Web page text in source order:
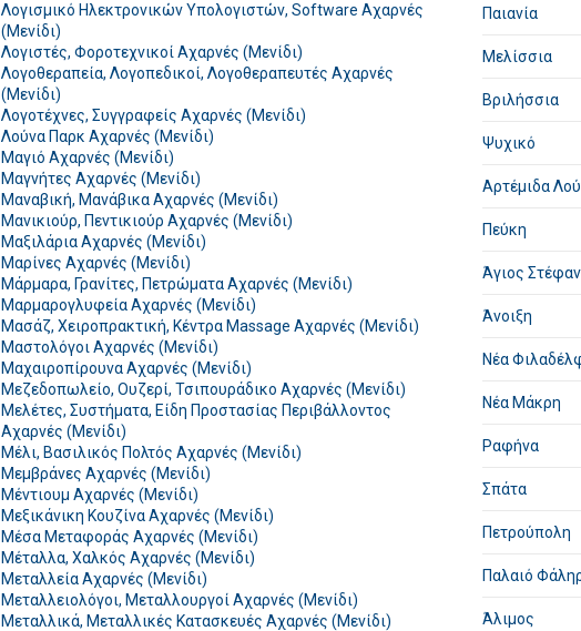
Λογισμικό Ηλεκτρονικών Υπολογιστών, Software Αχαρνές
(Μενίδι)
Λογιστές, Φοροτεχνικοί Αχαρνές (Μενίδι)
Λογοθεραπεία, Λογοπεδικοί, Λογοθεραπευτές Αχαρνές
(Μενίδι)
Λογοτέχνες, Συγγραφείς Αχαρνές (Μενίδι)
Λούνα Παρκ Αχαρνές (Μενίδι)
Μαγιό Αχαρνές (Μενίδι)
Μαγνήτες Αχαρνές (Μενίδι)
Μαναβική, Μανάβικα Αχαρνές (Μενίδι)
Μανικιούρ, Πεντικιούρ Αχαρνές (Μενίδι)
Μαξιλάρια Αχαρνές (Μενίδι)
Μαρίνες Αχαρνές (Μενίδι)
Μάρμαρα, Γρανίτες, Πετρώματα Αχαρνές (Μενίδι)
Μαρμαρογλυφεία Αχαρνές (Μενίδι)
Μασάζ, Χειροπρακτική, Κέντρα Massage Αχαρνές (Μενίδι)
Μαστολόγοι Αχαρνές (Μενίδι)
Μαχαιροπίρουνα Αχαρνές (Μενίδι)
Μεζεδοπωλείο, Ουζερί, Τσιπουράδικο Αχαρνές (Μενίδι)
Μελέτες, Συστήματα, Είδη Προστασίας Περιβάλλοντος
Αχαρνές (Μενίδι)
Μέλι, Βασιλικός Πολτός Αχαρνές (Μενίδι)
Μεμβράνες Αχαρνές (Μενίδι)
Μέντιουμ Αχαρνές (Μενίδι)
Μεξικάνικη Κουζίνα Αχαρνές (Μενίδι)
Μέσα Μεταφοράς Αχαρνές (Μενίδι)
Μέταλλα, Χαλκός Αχαρνές (Μενίδι)
Μεταλλεία Αχαρνές (Μενίδι)
Μεταλλειολόγοι, Μεταλλουργοί Αχαρνές (Μενίδι)
Μεταλλικά, Μεταλλικές Κατασκευές Αχαρνές (Μενίδι)
Παιανία
Μελίσσια
Βριλήσσια
Ψυχικό
Αρτέμιδα
Πεύκη
Άγιος
Άνοιξη
Νέα
Νέα Μάκρη
Ραφήνα
Σπάτα
Πετρούπολη
Παλαιό
Άλιμος